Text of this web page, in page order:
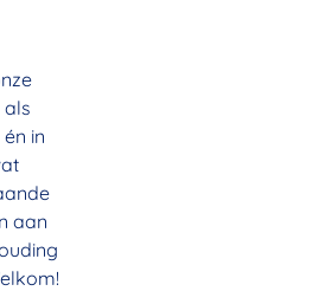
als
in
aan